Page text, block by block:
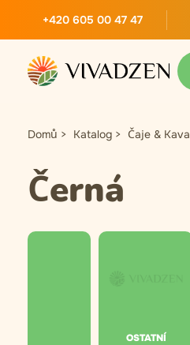
+420 605 00 47 47
Domů Katalog Čaje & Kava
Černá
OSTATNÍ